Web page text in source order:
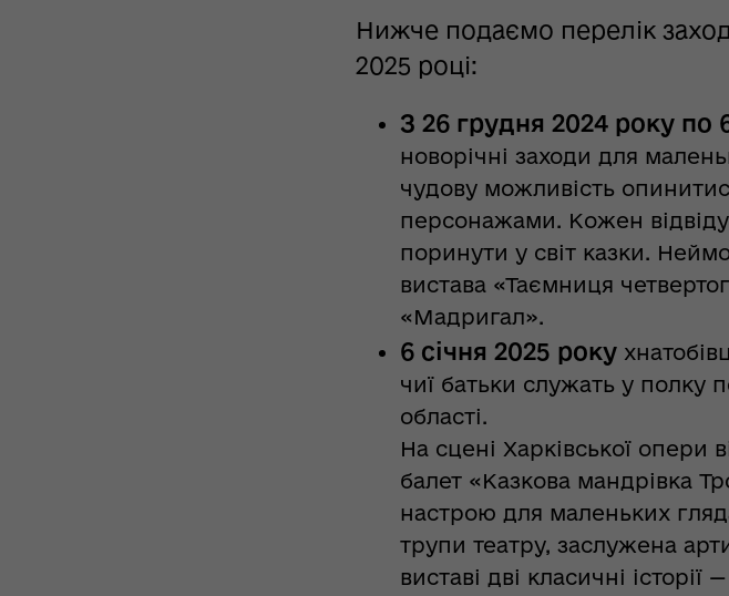
Нижче подаємо перелік
2025 році:
З 26 грудня 2024 року по
новорічні заходи для
чудову можливість
персонажами. Кожен
поринути у світ казки.
вистава «Таємниця
«Мадригал».
6 січня 2025 року
чиї батьки служать у полку
області.
На сцені Харківської опери
балет «Казкова мандрівка
настрою для маленьких
трупи театру, заслужена
виставі дві класичні